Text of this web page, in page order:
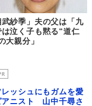
武紗季」夫の父は「九
は泣く子も黙る“道仁
大親分」
ッシュにもガムを愛
アニスト 山中千尋さ